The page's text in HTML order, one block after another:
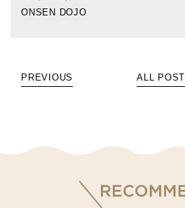
ONSEN DOJO
PREVIOUS ALL POST